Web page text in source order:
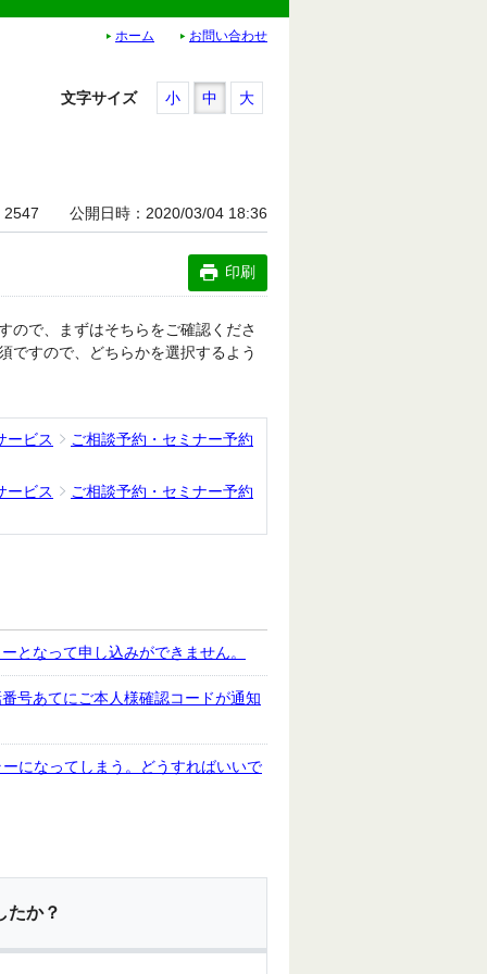
ホーム お問い合わせ
文字サイズ 小 中 大
2547 公開日時 2020/03/04 18:36
印刷
ので、まずはそちらをご確認くださ
ですので、どちらかを選択するよう
ービス ご相談予約・セミナー予約
ービス ご相談予約・セミナー予約
となって申し込みができません。
号あてにご本人様確認コードが通知
になってしまう。どうすればいいで
たか？